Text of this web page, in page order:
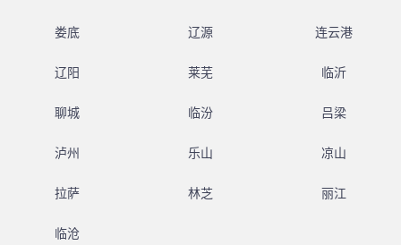
娄底 辽源 连云港
辽阳 莱芜 临沂
聊城 临汾 吕梁
泸州 乐山 凉山
拉萨 林芝 丽江
临沧